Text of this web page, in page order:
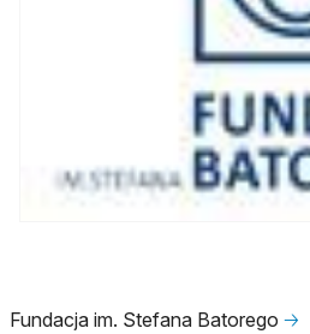
Fundacja im. Stefana Batorego 🡢